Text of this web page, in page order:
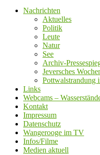
Nachrichten
Aktuelles
Politik
Leute
Natur
See
Archiv-
Jeversches
Pottwalstrandung
Links
Webcams –
Kontakt
Impressum
Datenschutz
Wangerooge im TV
Infos/Filme
Medien aktuell